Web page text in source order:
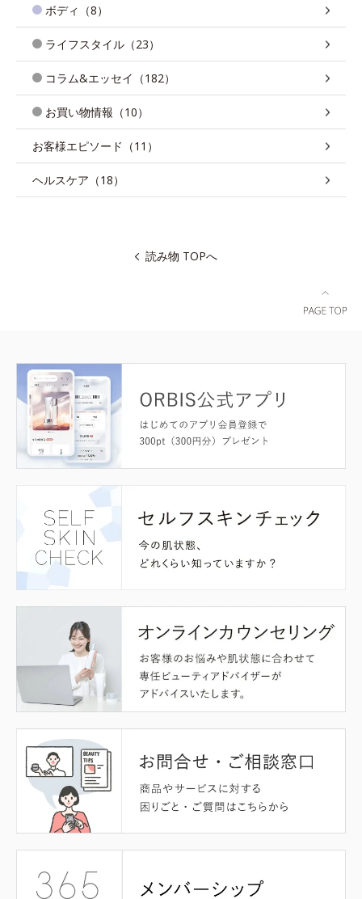
ボディ（8）
ライフスタイル（23）
コラム&エッセイ（182）
お買い物情報（10）
お客様エピソード（11）
ヘルスケア（18）
読み物 TOPへ